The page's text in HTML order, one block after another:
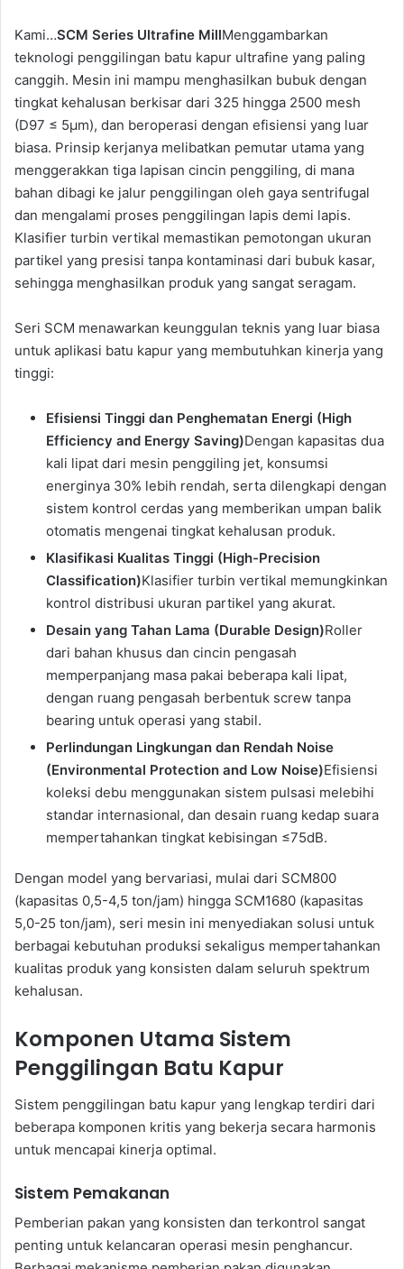
Kami…SCM Series Ultrafine MillMenggambarkan
teknologi penggilingan batu kapur ultrafine yang paling
canggih. Mesin ini mampu menghasilkan bubuk dengan
tingkat kehalusan berkisar dari 325 hingga 2500 mesh
(D97 ≤ 5μm), dan beroperasi dengan efisiensi yang luar
biasa. Prinsip kerjanya melibatkan pemutar utama yang
menggerakkan tiga lapisan cincin penggiling, di mana
bahan dibagi ke jalur penggilingan oleh gaya sentrifugal
dan mengalami proses penggilingan lapis demi lapis.
Klasifier turbin vertikal memastikan pemotongan ukuran
partikel yang presisi tanpa kontaminasi dari bubuk kasar,
sehingga menghasilkan produk yang sangat seragam.
Seri SCM menawarkan keunggulan teknis yang luar biasa
untuk aplikasi batu kapur yang membutuhkan kinerja yang
tinggi:
Efisiensi Tinggi dan Penghematan Energi (High
Efficiency and Energy Saving)Dengan kapasitas dua
kali lipat dari mesin penggiling jet, konsumsi
energinya 30% lebih rendah, serta dilengkapi dengan
sistem kontrol cerdas yang memberikan umpan balik
otomatis mengenai tingkat kehalusan produk.
Klasifikasi Kualitas Tinggi (High-Precision
Classification)Klasifier turbin vertikal memungkinkan
kontrol distribusi ukuran partikel yang akurat.
Desain yang Tahan Lama (Durable Design)Roller
dari bahan khusus dan cincin pengasah
memperpanjang masa pakai beberapa kali lipat,
dengan ruang pengasah berbentuk screw tanpa
bearing untuk operasi yang stabil.
Perlindungan Lingkungan dan Rendah Noise
(Environmental Protection and Low Noise)Efisiensi
koleksi debu menggunakan sistem pulsasi melebihi
standar internasional, dan desain ruang kedap suara
mempertahankan tingkat kebisingan ≤75dB.
Dengan model yang bervariasi, mulai dari SCM800
(kapasitas 0,5-4,5 ton/jam) hingga SCM1680 (kapasitas
5,0-25 ton/jam), seri mesin ini menyediakan solusi untuk
berbagai kebutuhan produksi sekaligus mempertahankan
kualitas produk yang konsisten dalam seluruh spektrum
kehalusan.
Komponen Utama Sistem
Penggilingan Batu Kapur
Sistem penggilingan batu kapur yang lengkap terdiri dari
beberapa komponen kritis yang bekerja secara harmonis
untuk mencapai kinerja optimal.
Sistem Pemakanan
Pemberian pakan yang konsisten dan terkontrol sangat
penting untuk kelancaran operasi mesin penghancur.